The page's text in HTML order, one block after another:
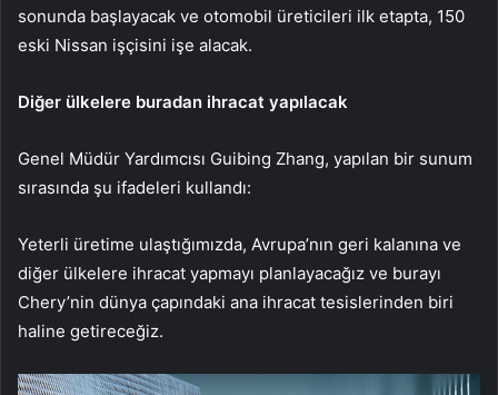
sonunda başlayacak ve otomobil üreticileri ilk etapta, 150
eski Nissan işçisini işe alacak.
Diğer ülkelere buradan ihracat yapılacak
Genel Müdür Yardımcısı Guibing Zhang, yapılan bir sunum
sırasında şu ifadeleri kullandı:
Yeterli üretime ulaştığımızda, Avrupa’nın geri kalanına ve
diğer ülkelere ihracat yapmayı planlayacağız ve burayı
Chery’nin dünya çapındaki ana ihracat tesislerinden biri
haline getireceğiz.